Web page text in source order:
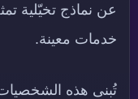
عن نماذج تخيّلية
خدمات معينة.
تُبنى هذه الشخصيات